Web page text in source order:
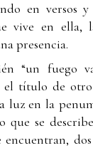
en versos
vive en ella,
presencia.
“un fuego
el título de
luz en la
que se
encuentran,